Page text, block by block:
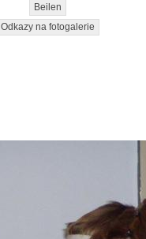
Beilen
Odkazy na fotogalerie